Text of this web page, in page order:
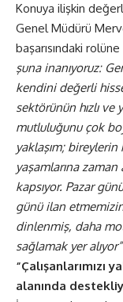
Konuya ilişkin
Genel Müdürü
başarısındaki
şuna inanıyoruz:
kendini değerli
sektörünün hızlı ve
mutluluğunu çok
yaklaşım;
yaşamlarına
kapsıyor. Pazar
günü ilan
dinlenmiş, daha
sağlamak yer alıyor”
“Çalışanlarımızı
alanında